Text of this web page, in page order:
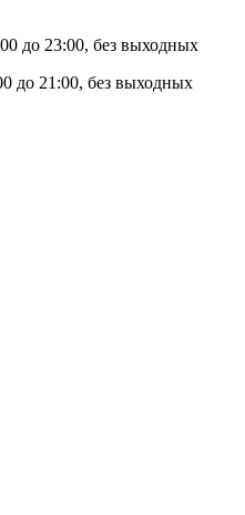
до 23:00, без выходных
до 21:00, без выходных